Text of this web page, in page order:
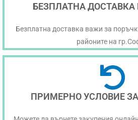
БЕЗПЛАТНА ДОСТАВКА
Безплатна доставка важи за
районите на
ПРИМЕРНО УСЛОВИЕ